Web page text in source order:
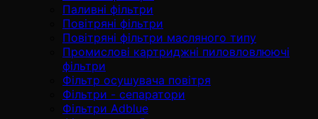
Паливні фільтри
Повітряні фільтри
Повітряні фільтри масляного типу
Промислові картриджні пиловловлюючі
фільтри
Фільтр осушувача повітря
Фільтри - сепаратори
Фільтри Adblue